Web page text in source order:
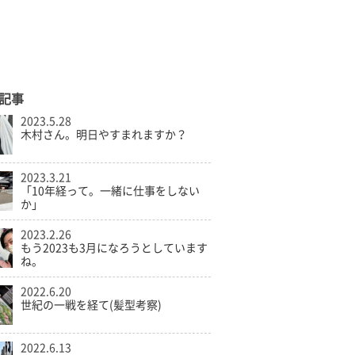
事
2023.5.28
木村さん。明日やすまれますか？
2023.3.21
「10年経って。一緒に仕事をしない
か」
2023.2.26
もう2023も3月になろうとしています
ね。
2022.6.20
世紀の一戦を経て(髪型考察)
2022.6.13